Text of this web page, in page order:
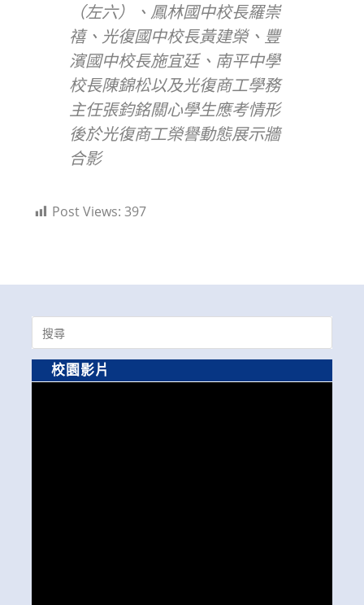
（左六）、鳳林國中校長羅崇
禧、光復國中校長黃建榮、豐
濱國中校長施宜廷、南平中學
校長陳錦松以及光復商工學務
主任張鈞銘關心學生應考情形
後於光復商工榮譽動態展示牆
合影
Post Views: 397
for:
校園影片